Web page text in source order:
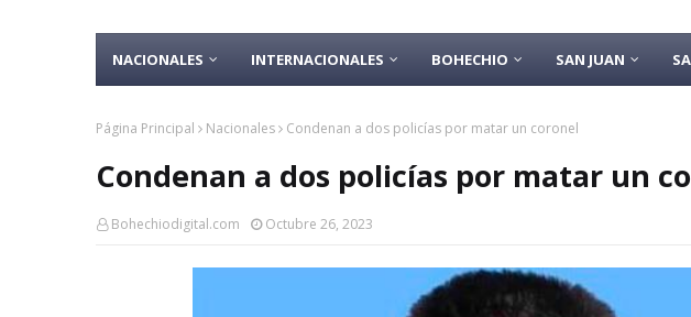
NACIONALES INTERNACIONALES BOHECHIO SAN JUAN
Página Principal Nacionales Condenan a dos policías por matar un coronel
Condenan a dos policías por matar un
Bohechiodigital.com Octubre 26, 2023